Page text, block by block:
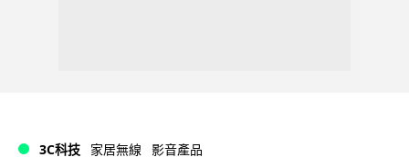
3C科技 家居無線 影音產品